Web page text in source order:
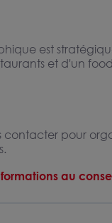
est
et d'un
contacter pour
au